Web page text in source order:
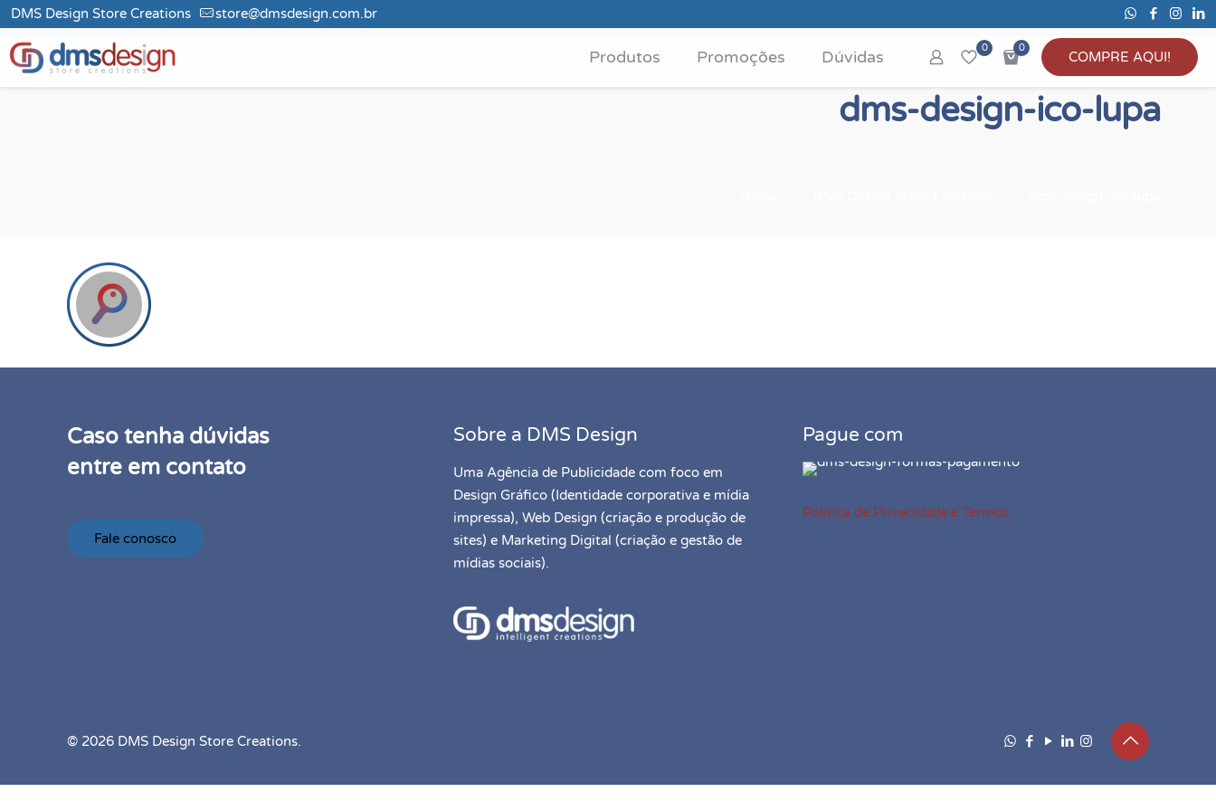
DMS Design Store Creations store@dmsdesign.com.br
Produtos Promoções Dúvidas 0 0
COMPRE AQUI!
dms-design-ico-lupa
Caso tenha dúvidas
entre em contato
Fale conosco
Sobre a DMS Design
Uma Agência de Publicidade com foco em
Design Gráfico (Identidade corporativa e mídia
impressa), Web Design (criação e produção de
sites) e Marketing Digital (criação e gestão de
mídias sociais).
Pague com
Política de Privacidade e Termos
© 2026 DMS Design Store Creations.